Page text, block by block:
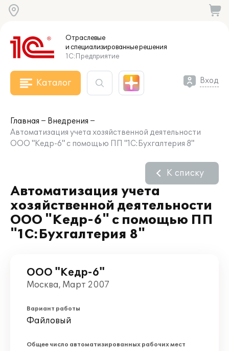
Отраслевые
и специализированныерешения
1С:Предприятие
Каталог Вход
Главная
Внедрения
Автоматизация учета хозяйственной деятельности
ООО "Кедр-6" с помощью ПП "1С:Бухгалтерия 8"
Автоматизация учета
хозяйственной деятельности
ООО "Кедр-6" с помощью ПП
"1С:Бухгалтерия 8"
К списку
ООО "Кедр-6"
Москва, Март 2007
Вариант работы
Файловый
Общее число автоматизированных рабочих мест